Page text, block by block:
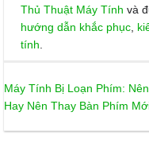
Thủ Thuật Máy Tính và
hướng dẫn khắc phục,
tính.
Máy Tính Bị Loạn Phím:
Hay Nên Thay Bàn Phím